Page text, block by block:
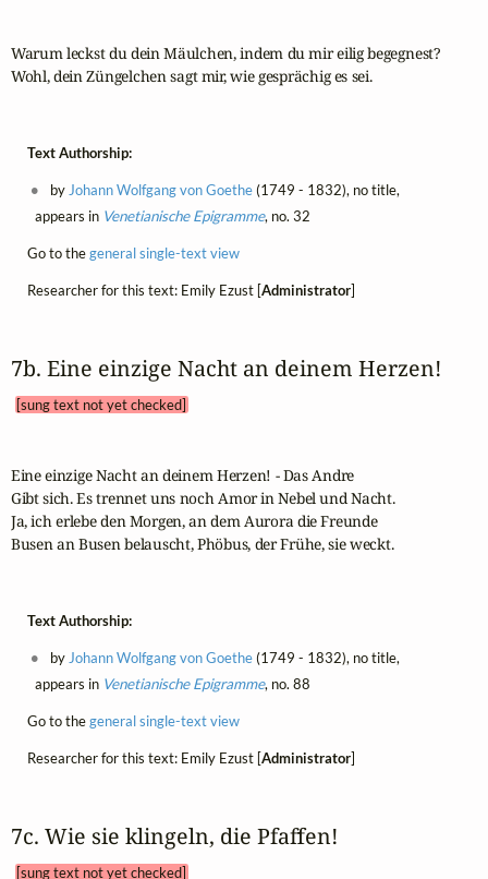
Warum leckst du dein Mäulchen, indem du mir eilig begegnest?
Wohl, dein Züngelchen sagt mir, wie gesprächig es sei.
Text Authorship:
by Johann Wolfgang von Goethe(1749 - 1832), no title,
appears in Venetianische Epigramme, no. 32
Go to thegeneral single-text view
Researcher for this text: Emily Ezust [Administrator]
7b. Eine einzige Nacht an deinem Herzen!
[sung text not yet checked]
Eine einzige Nacht an deinem Herzen! - Das Andre
Gibt sich. Es trennet uns noch Amor in Nebel und Nacht.
Ja, ich erlebe den Morgen, an dem Aurora die Freunde
Busen an Busen belauscht, Phöbus, der Frühe, sie weckt.
Text Authorship:
by Johann Wolfgang von Goethe(1749 - 1832), no title,
appears in Venetianische Epigramme, no. 88
Go to thegeneral single-text view
Researcher for this text: Emily Ezust [Administrator]
7c. Wie sie klingeln, die Pfaffen!
[sung text not yet checked]